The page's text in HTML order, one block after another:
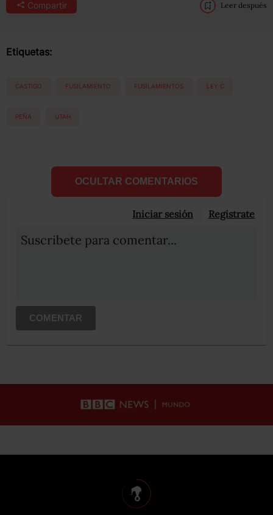
Compartir Leer después
Etiquetas:
CASTIGO FUSILAMIENTO FUSILAMIENTOS LEY C
PEÑA UTAH
OCULTAR COMENTARIOS
Iniciar sesión Registrate
Suscribete para comentar...
COMENTAR